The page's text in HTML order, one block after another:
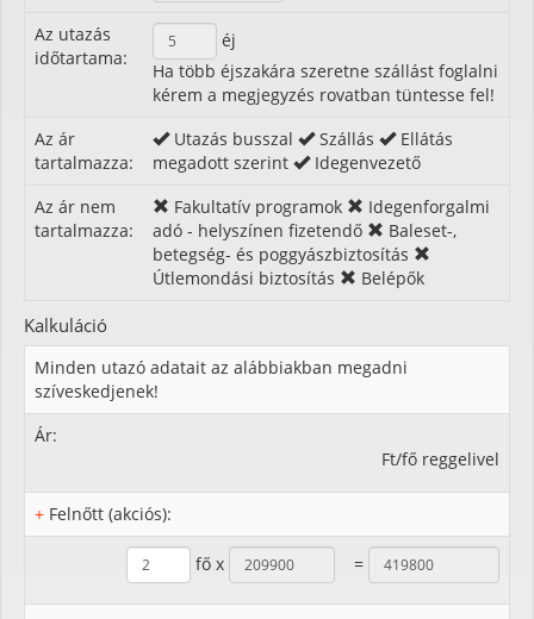
Az utazás
időtartama:
éj
Ha több éjszakára szeretne szállást foglalni
kérem a megjegyzés rovatban tüntesse fel!
Az ár
tartalmazza:
Utazás busszal Szállás
Ellátás
megadott szerint
Idegenvezető
Az ár nem
tartalmazza:
Fakultatív programok
Idegenforgalmi
adó - helyszínen fizetendő
Baleset-,
betegség- és poggyászbiztosítás
Útlemondási biztosítás
Belépők
Kalkuláció
Minden utazó adatait az alábbiakban megadni
szíveskedjenek!
Ár:
Ft/fő reggelivel
+ Felnőtt (akciós):
fő x =